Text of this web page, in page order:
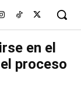
en el
proceso